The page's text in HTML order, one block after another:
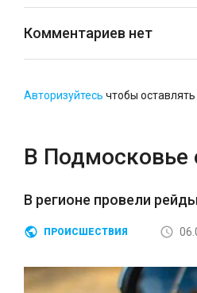
Комментариев нет
Авторизуйтесь чтобы
В Подмосковье
В регионе провели рейды
ПРОИСШЕСТВИЯ